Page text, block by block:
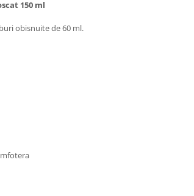
150 ml
obisnuite de 60 ml.